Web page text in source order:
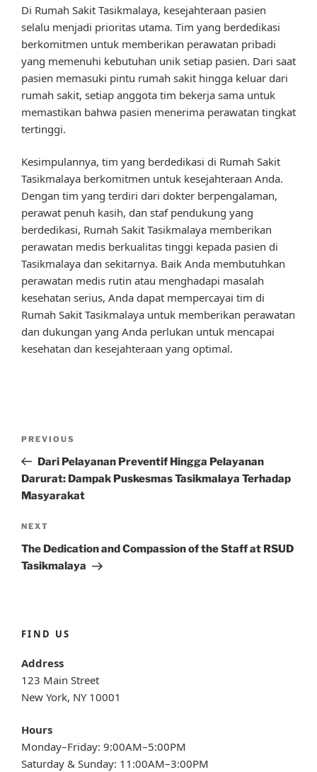
Di Rumah Sakit Tasikmalaya, kesejahteraan pasien
selalu menjadi prioritas utama. Tim yang berdedikasi
berkomitmen untuk memberikan perawatan pribadi
yang memenuhi kebutuhan unik setiap pasien. Dari saat
pasien memasuki pintu rumah sakit hingga keluar dari
rumah sakit, setiap anggota tim bekerja sama untuk
memastikan bahwa pasien menerima perawatan tingkat
tertinggi.
Kesimpulannya, tim yang berdedikasi di Rumah Sakit
Tasikmalaya berkomitmen untuk kesejahteraan Anda.
Dengan tim yang terdiri dari dokter berpengalaman,
perawat penuh kasih, dan staf pendukung yang
berdedikasi, Rumah Sakit Tasikmalaya memberikan
perawatan medis berkualitas tinggi kepada pasien di
Tasikmalaya dan sekitarnya. Baik Anda membutuhkan
perawatan medis rutin atau menghadapi masalah
kesehatan serius, Anda dapat mempercayai tim di
Rumah Sakit Tasikmalaya untuk memberikan perawatan
dan dukungan yang Anda perlukan untuk mencapai
kesehatan dan kesejahteraan yang optimal.
Previous
Post
PREVIOUS
Dari Pelayanan Preventif Hingga Pelayanan
Darurat: Dampak Puskesmas Tasikmalaya Terhadap
Masyarakat
Next
Post
NEXT
The Dedication and Compassion of the Staff at RSUD
Tasikmalaya
FIND US
Address
123 Main Street
New York, NY 10001
Hours
Monday–Friday: 9:00AM–5:00PM
Saturday & Sunday: 11:00AM–3:00PM